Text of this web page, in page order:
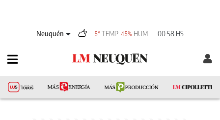
Neuquén 5° TEMP 45% HUM 00:58 HS